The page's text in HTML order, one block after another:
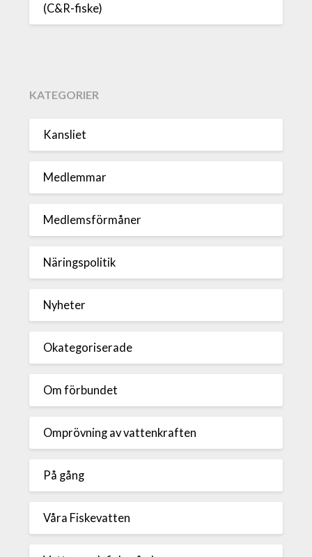
(C&R-fiske)
KATEGORIER
Kansliet
Medlemmar
Medlemsförmåner
Näringspolitik
Nyheter
Okategoriserade
Om förbundet
Omprövning av vattenkraften
På gång
Våra Fiskevatten